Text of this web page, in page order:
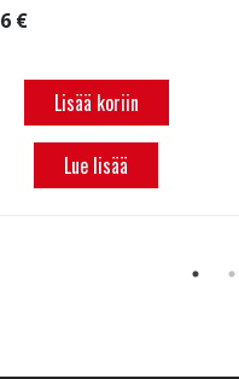
€
Lisää koriin
Lue lisää